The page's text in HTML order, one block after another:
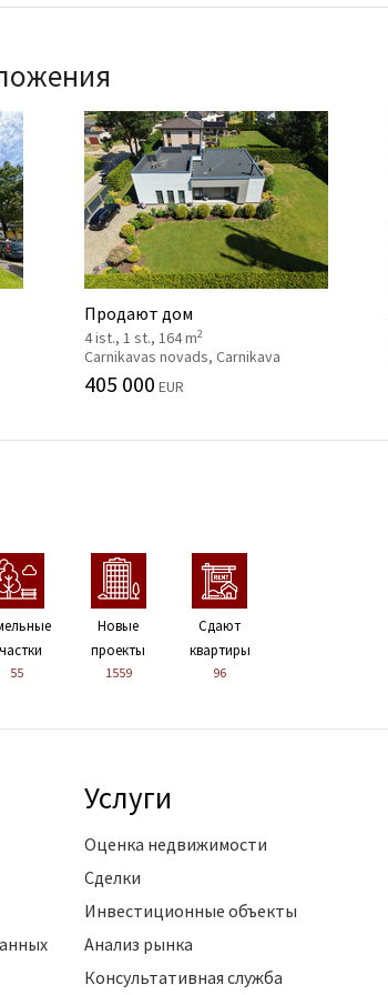
Продают дом
4 ist., 1 st., 164 m2
Carnikavas novads, Carnikava
405 000 EUR
55
Новые
проекты
1559
Сдают
квартиры
96
Услуги
Оценка недвижимости
Сделки
Инвестиционные объекты
Анализ рынка
Консультативная служба